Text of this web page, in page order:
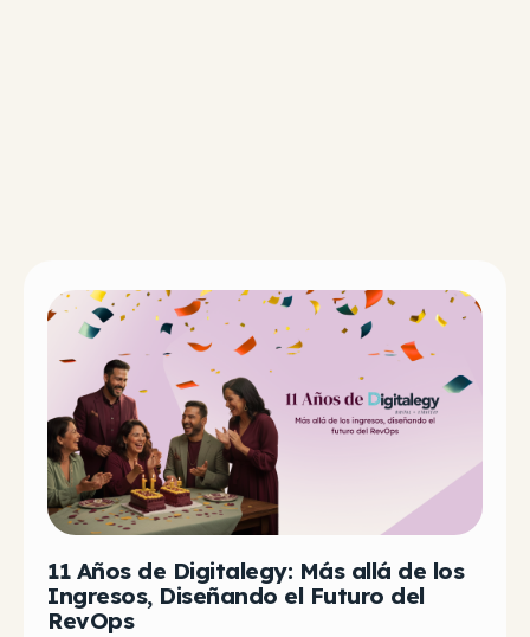
11 Años de Digitalegy: Más allá de los
Ingresos, Diseñando el Futuro del
RevOps